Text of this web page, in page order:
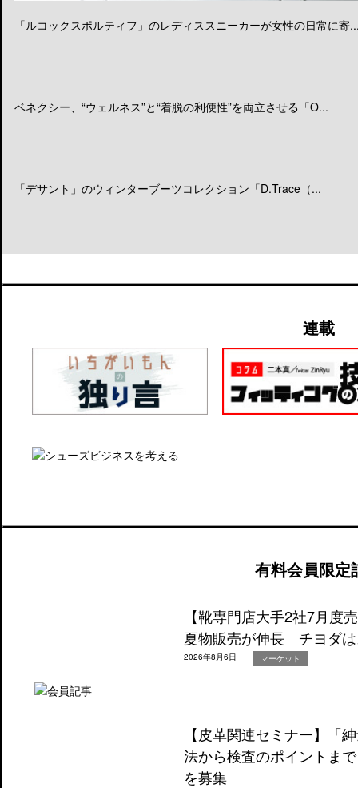
「ルコックスポルティフ」のレディススニーカーが女性の日常に寄
ベネクシー、“ウェルネス”と“着脱の利便性”を両立させる「O...
「デサント」のウィンターブーツコレクション「D.Trace（...
連載
有料会員限定
【靴専門店大手2社7月度
夏物販売が伸長 チヨダ
2026年8月6日 マーケット
【皮革関連セミナー】「
法から検査のポイントま
を募集